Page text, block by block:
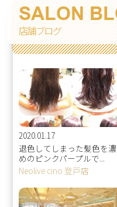
SALON
店舗ブログ
2020.01.17
退色してしまった髪色を
めのピンクパープルで...
Neolive cino 登戸店